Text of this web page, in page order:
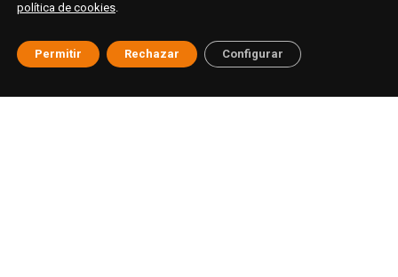
política de cookies.
Permitir Rechazar Configurar